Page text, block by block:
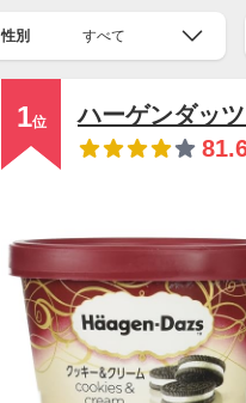
性別 すべて
1位
ハーゲンダッ